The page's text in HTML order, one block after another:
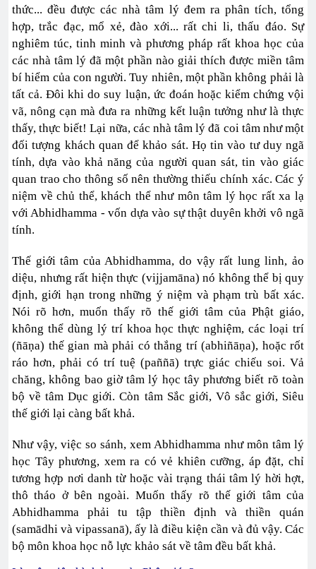
thức... đều được các nhà tâm lý đem ra phân tích, tổng
hợp, trắc đạc, mổ xẻ, đào xới... rất chi li, thấu đáo. Sự
nghiêm túc, tinh minh và phương pháp rất khoa học của
các nhà tâm lý đã một phần nào giải thích được miền tâm
bí hiểm của con người. Tuy nhiên, một phần không phải là
tất cả. Đôi khi do suy luận, ức đoán hoặc kiểm chứng vội
vã, nông cạn mà đưa ra những kết luận tưởng như là thực
thấy, thực biết! Lại nữa, các nhà tâm lý đã coi tâm như một
đối tượng khách quan để khảo sát. Họ tin vào tư duy ngã
tính, dựa vào khả năng của người quan sát, tin vào giác
quan trao cho thông số nên thường thiếu chính xác. Các ý
niệm về chủ thể, khách thể như môn tâm lý học rất xa lạ
với Abhidhamma - vốn dựa vào sự thật duyên khởi vô ngã
tính.
Thế giới tâm của Abhidhamma, do vậy rất lung linh, ảo
diệu, nhưng rất hiện thực (vijjamāna) nó không thể bị quy
định, giới hạn trong những ý niệm và phạm trù bất xác.
Nói rõ hơn, muốn thấy rõ thế giới tâm của Phật giáo,
không thể dùng lý trí khoa học thực nghiệm, các loại trí
(ñāṇa) thế gian mà phải có thắng trí (abhiñāṇa), hoặc rốt
ráo hơn, phải có trí tuệ (paññā) trực giác chiếu soi. Vả
chăng, không bao giờ tâm lý học tây phương biết rõ toàn
bộ về tâm Dục giới. Còn tâm Sắc giới, Vô sắc giới, Siêu
thế giới lại càng bất khả.
Như vậy, việc so sánh, xem Abhidhamma như môn tâm lý
học Tây phương, xem ra có vẻ khiên cưỡng, áp đặt, chỉ
tương hợp nơi danh từ hoặc vài trạng thái tâm lý hời hợt,
thô tháo ở bên ngoài. Muốn thấy rõ thế giới tâm của
Abhidhamma phải tu tập thiền định và thiền quán
(samādhi và vipassanā), ấy là điều kiện cần và đủ vậy. Các
bộ môn khoa học nỗ lực khảo sát về tâm đều bất khả.